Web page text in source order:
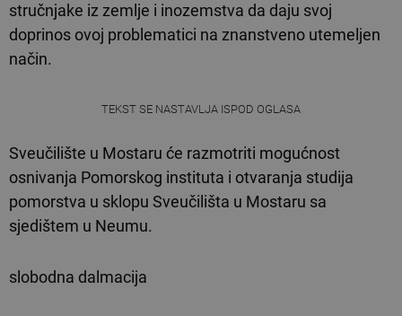
stručnjake iz zemlje i inozemstva da daju svoj
doprinos ovoj problematici na znanstveno utemeljen
način.
TEKST SE NASTAVLJA ISPOD OGLASA
Sveučilište u Mostaru će razmotriti mogućnost
osnivanja Pomorskog instituta i otvaranja studija
pomorstva u sklopu Sveučilišta u Mostaru sa
sjedištem u Neumu.
slobodna dalmacija